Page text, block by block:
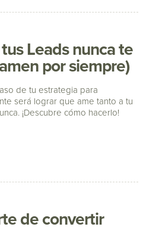
Leads nunca te
por siempre)
de tu estrategia para
será lograr que ame tanto a tu
¡Descubre cómo hacerlo!
de convertir